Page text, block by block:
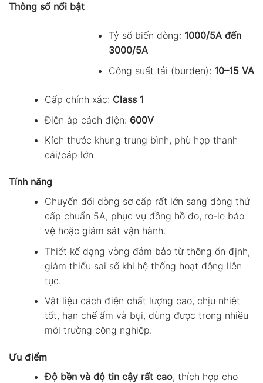
Thông số nổi bật
Tỷ số biến dòng: 1000/5A đến
3000/5A
Công suất tải (burden): 10–15 VA
Cấp chính xác: Class 1
Điện áp cách điện: 600V
Kích thước khung trung bình, phù hợp thanh
cái/cáp lớn
Tính năng
Chuyển đổi dòng sơ cấp rất lớn sang dòng thứ
cấp chuẩn 5A, phục vụ đồng hồ đo, rơ-le bảo
vệ hoặc giám sát vận hành.
Thiết kế dạng vòng đảm bảo từ thông ổn định,
giảm thiểu sai số khi hệ thống hoạt động liên
tục.
Vật liệu cách điện chất lượng cao, chịu nhiệt
tốt, hạn chế ẩm và bụi, dùng được trong nhiều
môi trường công nghiệp.
Ưu điểm
Độ bền và độ tin cậy rất cao, thích hợp cho